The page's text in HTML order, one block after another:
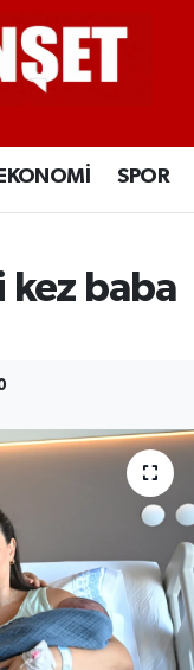
EKONOMİ SPOR
kez baba